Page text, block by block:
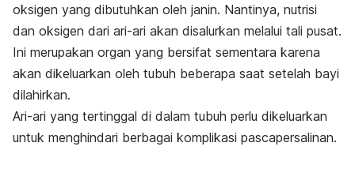
oksigen yang dibutuhkan oleh janin. Nantinya, nutrisi
dan oksigen dari ari-ari akan disalurkan melalui tali pusat.
Ini merupakan organ yang bersifat sementara karena
akan dikeluarkan oleh tubuh beberapa saat setelah bayi
dilahirkan.
Ari-ari yang tertinggal di dalam tubuh perlu dikeluarkan
untuk menghindari berbagai komplikasi pascapersalinan.